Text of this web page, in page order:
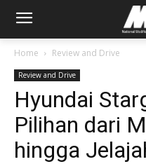
Home Review and Drive
Review and Drive
Hyundai
Pilihan dari
hingga